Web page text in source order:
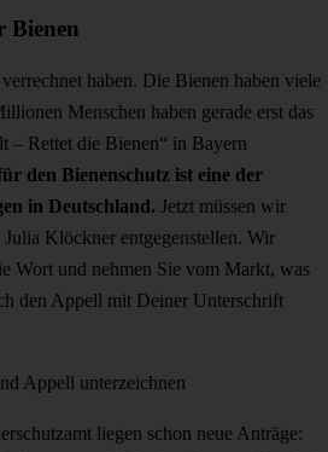
Bienen
haben. Die Bienen haben viele
Menschen haben gerade erst das
– Rettet die Bienen“ in Bayern
den Bienenschutz ist eine der
in Deutschland. Jetzt müssen wir
Klöckner entgegenstellen. Wir
Wort und nehmen Sie vom Markt, was
den Appell mit Deiner Unterschrift
Appell unterzeichnen
liegen schon neue Anträge: